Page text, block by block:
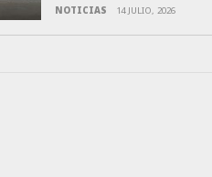
NOTICIAS 14 JULIO, 2026